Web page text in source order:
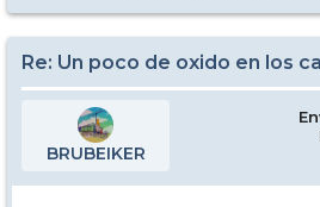
Re: Un poco de oxido en los
BRUBEIKER